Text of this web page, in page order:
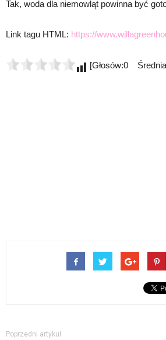
Tak, woda dla niemowląt powinna być
Link tagu HTML: https://
[Głosów:0
Poprzedni artykuł